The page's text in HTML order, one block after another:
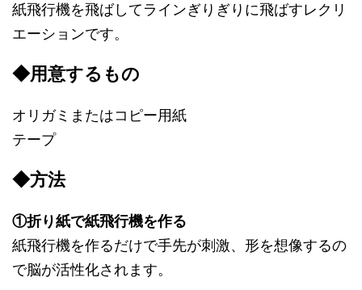
紙飛行機を飛ばしてラインぎりぎりに飛ばすレクリ
エーションです。
◆用意するもの
オリガミまたはコピー用紙
テープ
◆方法
①折り紙で紙飛行機を作る
紙飛行機を作るだけで手先が刺激、形を想像するの
で脳が活性化されます。